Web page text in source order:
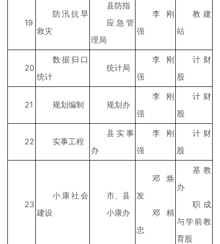
19
防汛抗旱
救灾
县防指
应急管
理局
李刚
强
教建
站
20
数据归口
统计
统计局
李刚
强
计财
股
21 规划编制 规划办
李刚
强
计财
股
22 实事工程
县实事
办
李刚
强
计财
股
23
小康社会
建设
市、县
小康办
邓焕
发
邓精
忠
基教
办
职成
与学前教
育股